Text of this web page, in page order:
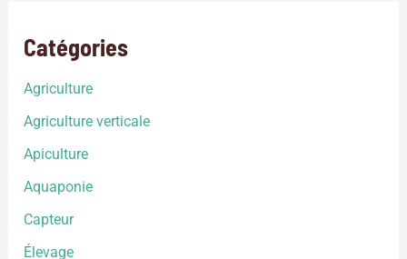
Catégories
Agriculture
Agriculture verticale
Apiculture
Aquaponie
Capteur
Élevage